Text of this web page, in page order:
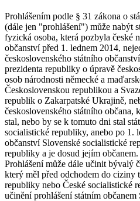
Prohlášením podle § 31 zákona o
(dále jen "prohlášení") může nabýt
fyzická osoba, která pozbyla české
občanství před 1. lednem 2014,
československého státního
prezidenta republiky o úpravě
osob národnosti německé a
Československou republikou a
republik o Zakarpatské Ukrajině,
československého státního občana,
stal, nebo by se k tomuto dni stal
socialistické republiky, anebo po 1.
občanství Slovenské socialistické
republiky a je dosud jejím občanem.
Prohlášení může dále učinit bývalý
který měl před odchodem do ciziny
republiky nebo České socialistické
učinění prohlášení státním